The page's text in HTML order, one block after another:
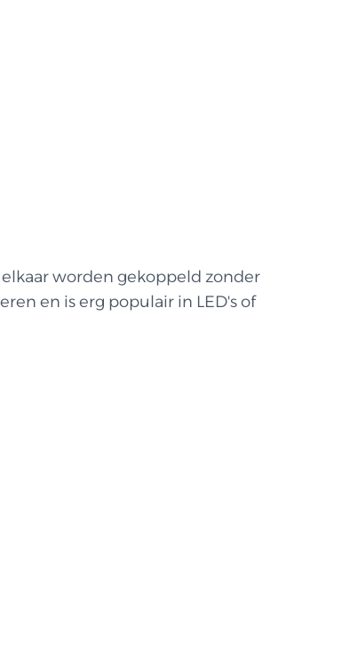
worden gekoppeld zonder
en is erg populair in LED's of